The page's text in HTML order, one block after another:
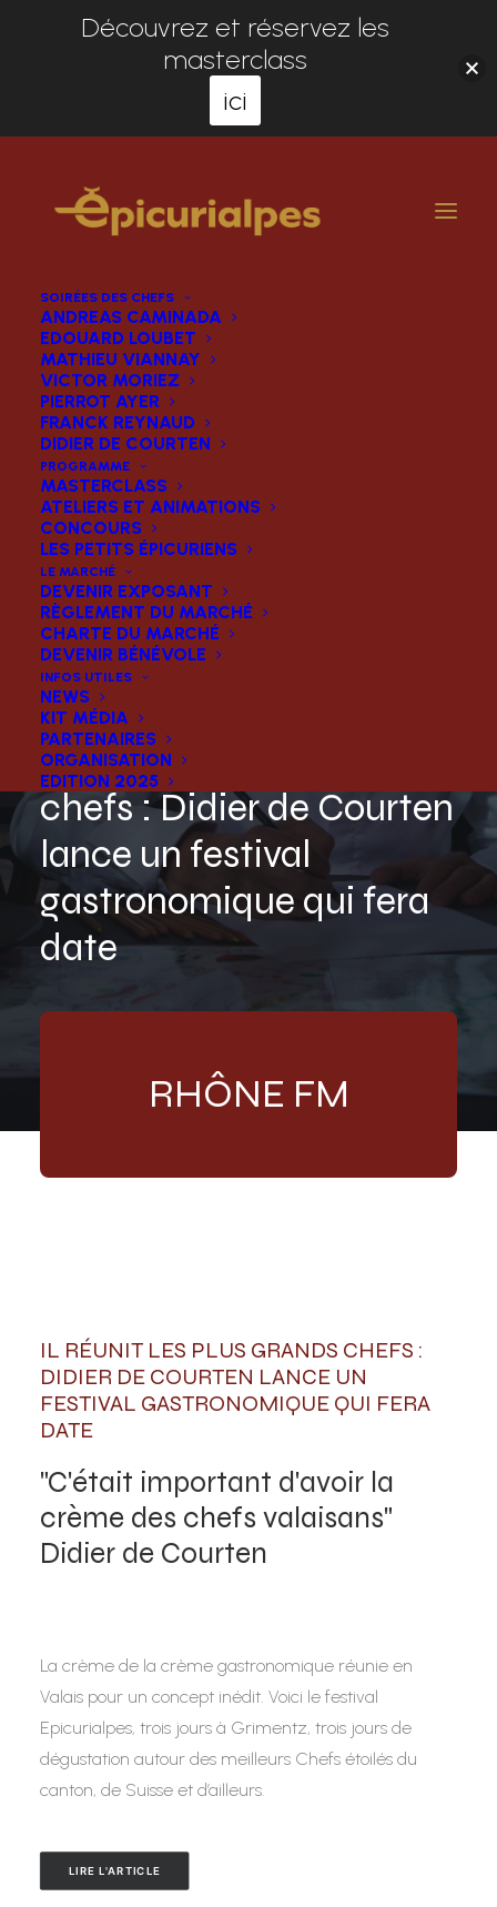
SOIRÉES DES CHEFS
ANDREAS CAMINADA
EDOUARD LOUBET
MATHIEU VIANNAY
VICTOR MORIEZ
PIERROT AYER
FRANCK REYNAUD
DIDIER DE COURTEN
PROGRAMME
MASTERCLASS
ATELIERS ET ANIMATIONS
CONCOURS
LES PETITS ÉPICURIENS
LE MARCHÉ
DEVENIR EXPOSANT
RÈGLEMENT DU MARCHÉ
CHARTE DU MARCHÉ
DEVENIR BÉNÉVOLE
INFOS UTILES
NEWS
KIT MÉDIA
PARTENAIRES
ORGANISATION
EDITION 2025
Il réunit les plus grands
chefs : Didier de Courten
lance un festival
gastronomique qui fera
date
RHÔNE FM
IL RÉUNIT LES PLUS GRANDS CHEFS :
DIDIER DE COURTEN LANCE UN
FESTIVAL GASTRONOMIQUE QUI FERA
DATE
"C'était important d'avoir la
crème des chefs valaisans"
Didier de Courten
La crème de la crème gastronomique réunie en
Valais pour un concept inédit. Voici le festival
Epicurialpes, trois jours à Grimentz, trois jours de
dégustation autour des meilleurs Chefs étoilés du
canton, de Suisse et d’ailleurs.
LIRE L'ARTICLE
Découvrez et réservez les
masterclass
ici